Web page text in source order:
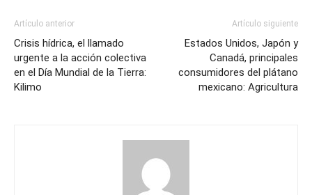
Artículo anterior
Crisis hídrica, el llamado
urgente a la acción colectiva
en el Día Mundial de la Tierra:
Kilimo
Artículo siguiente
Estados Unidos, Japón y
Canadá, principales
consumidores del plátano
mexicano: Agricultura